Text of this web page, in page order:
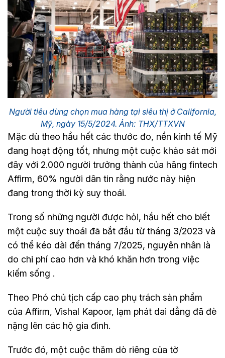
Người tiêu dùng chọn mua hàng tại siêu thị ở California,
Mỹ, ngày 15/5/2024. Ảnh: THX/TTXVN
Mặc dù theo hầu hết các thước đo, nền kinh tế Mỹ
đang hoạt động tốt, nhưng một cuộc khảo sát mới
đây với 2.000 người trưởng thành của hãng fintech
Affirm, 60% người dân tin rằng nước này hiện
đang trong thời kỳ suy thoái.
Trong số những người được hỏi, hầu hết cho biết
một cuộc suy thoái đã bắt đầu từ tháng 3/2023 và
có thể kéo dài đến tháng 7/2025, nguyên nhân là
do chi phí cao hơn và khó khăn hơn trong việc
kiếm sống .
Theo Phó chủ tịch cấp cao phụ trách sản phẩm
của Affirm, Vishal Kapoor, lạm phát dai dẳng đã đè
nặng lên các hộ gia đình.
Trước đó, một cuộc thăm dò riêng của tờ